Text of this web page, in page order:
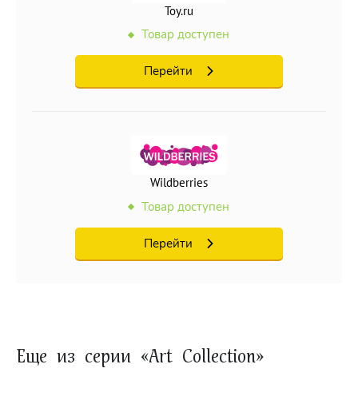
Toy.ru
Товар доступен
Перейти
Wildberries
Товар доступен
Перейти
Еще из серии «Art Collection»